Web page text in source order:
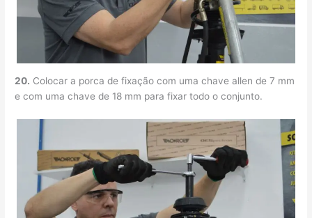
20. Colocar a porca de fixação com uma chave allen de 7 mm
e com uma chave de 18 mm para fixar todo o conjunto.